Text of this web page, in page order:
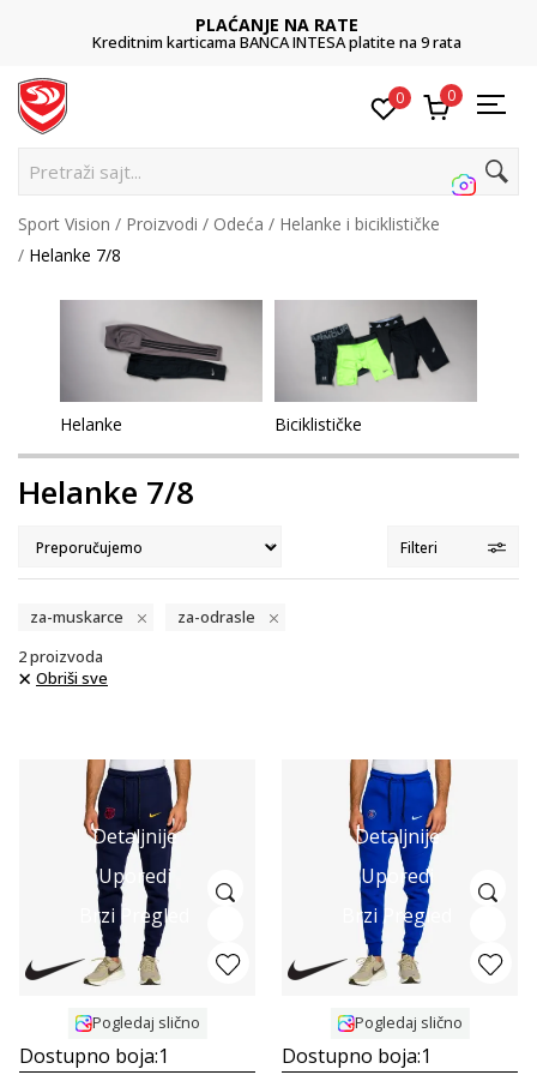
PLAĆANJE NA RATE
Kreditnim karticama BANCA INTESA platite na 9 rata
0 0
Pretraži sajt...
Sport Vision Proizvodi Odeća
Helanke i biciklističke
Helanke 7/8
Helanke Biciklističke
Helanke 7/8
Filteri
za-muskarce
za-odrasle
2proizvoda
Obriši sve
Detaljnije
Uporedi
Brzi Pregled
Pogledaj slično
Dostupno boja:1
Detaljnije
Uporedi
Brzi Pregled
Pogledaj slično
Dostupno boja:1